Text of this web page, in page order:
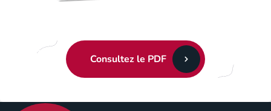
Consultez le PDF